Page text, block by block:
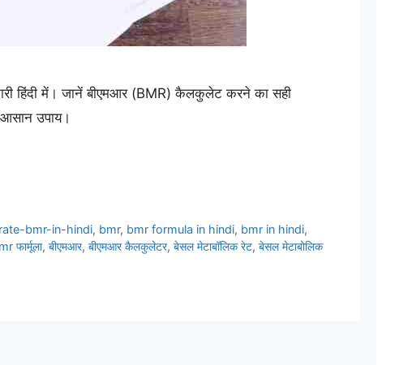
हिंदी में। जानें बीएमआर (BMR) कैलकुलेट करने का सही
उपाय।
bmr-in-hindi, bmr, bmr formula in hindi, bmr in hindi,
फार्मूला, बीएमआर, बीएमआर कैलकुलेटर, बेसल मेटाबॉलिक रेट, बेसल मेटाबोलिक